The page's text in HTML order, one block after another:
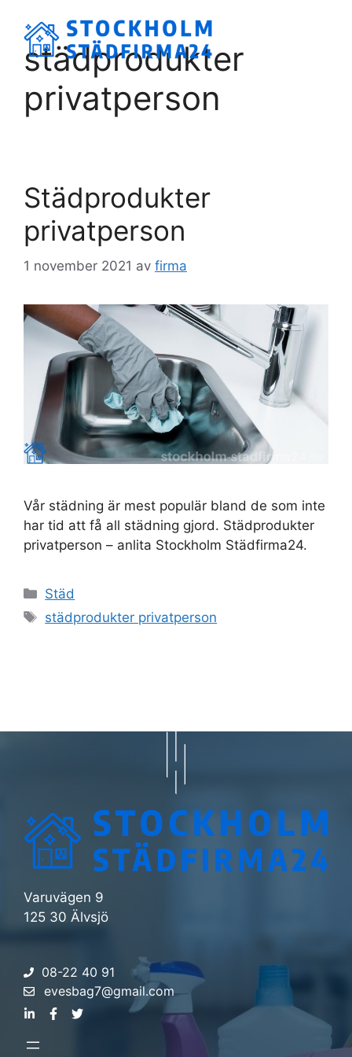
innehållstädprodukter
privatperson
Städprodukter
privatperson
1 november 2021 av firma
Vår städning är mest populär bland de som inte
har tid att få all städning gjord. Städprodukter
privatperson – anlita Stockholm Städfirma24.
Kategorier
Städ
Etiketter
städprodukter privatperson
Varuvägen 9
125 30 Älvsjö
08-22 40 91
evesbag7@gmail.com